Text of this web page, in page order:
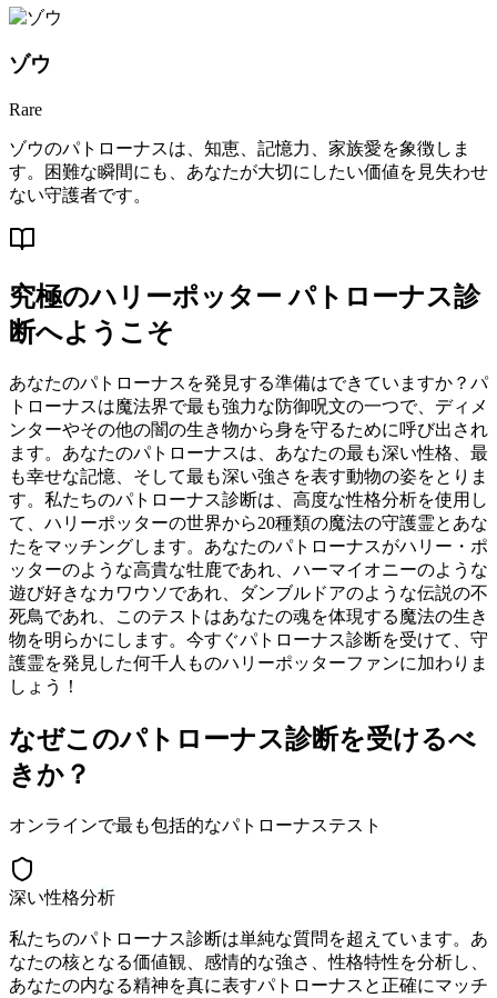
ゾウ
Rare
ゾウのパトローナスは、知恵、記憶力、家族愛を象徴しま
す。困難な瞬間にも、あなたが大切にしたい価値を見失わせ
ない守護者です。
究極のハリーポッター パトローナス診
断へようこそ
あなたのパトローナスを発見する準備はできていますか？パ
トローナスは魔法界で最も強力な防御呪文の一つで、ディメ
ンターやその他の闇の生き物から身を守るために呼び出され
ます。あなたのパトローナスは、あなたの最も深い性格、最
も幸せな記憶、そして最も深い強さを表す動物の姿をとりま
す。私たちのパトローナス診断は、高度な性格分析を使用し
て、ハリーポッターの世界から20種類の魔法の守護霊とあな
たをマッチングします。あなたのパトローナスがハリー・ポ
ッターのような高貴な牡鹿であれ、ハーマイオニーのような
遊び好きなカワウソであれ、ダンブルドアのような伝説の不
死鳥であれ、このテストはあなたの魂を体現する魔法の生き
物を明らかにします。今すぐパトローナス診断を受けて、守
護霊を発見した何千人ものハリーポッターファンに加わりま
しょう！
なぜこのパトローナス診断を受けるべ
きか？
オンラインで最も包括的なパトローナステスト
深い性格分析
私たちのパトローナス診断は単純な質問を超えています。あ
なたの核となる価値観、感情的な強さ、性格特性を分析し、
あなたの内なる精神を真に表すパトローナスと正確にマッチ